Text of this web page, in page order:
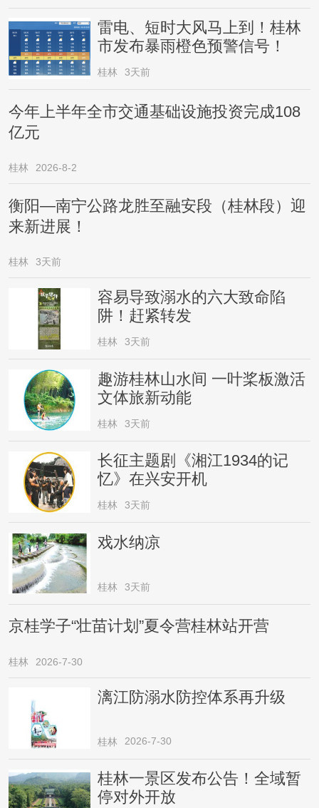
雷电、短时大风马上到！桂林
市发布暴雨橙色预警信号！
桂林 3天前
今年上半年全市交通基础设施投资完成108
亿元
桂林 2026-8-2
衡阳—南宁公路龙胜至融安段（桂林段）迎
来新进展！
桂林 3天前
容易导致溺水的六大致命陷
阱！赶紧转发
桂林 3天前
趣游桂林山水间 一叶桨板激活
文体旅新动能
桂林 3天前
长征主题剧《湘江1934的记
忆》在兴安开机
桂林 3天前
戏水纳凉
桂林 3天前
京桂学子“壮苗计划”夏令营桂林站开营
桂林 2026-7-30
漓江防溺水防控体系再升级
桂林 2026-7-30
桂林一景区发布公告！全域暂
停对外开放